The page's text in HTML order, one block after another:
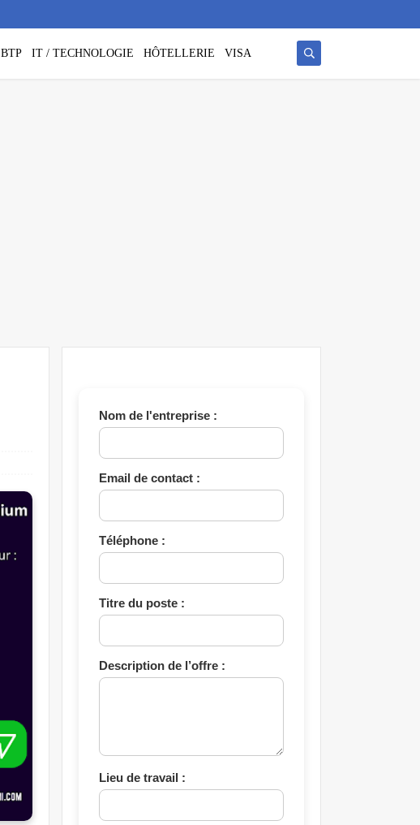
BTP IT / TECHNOLOGIE HÔTELLERIE VISA
Nom de l'entreprise :
Email de contact :
Téléphone :
Titre du poste :
Description de l’offre :
Lieu de travail :